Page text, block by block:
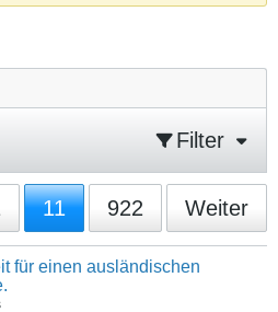
Filter
11 922 Weiter
für einen ausländischen